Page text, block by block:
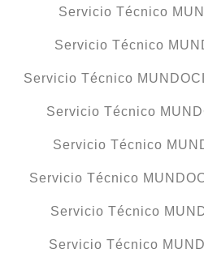
Servicio Técnico
Servicio Técnico
Servicio Técnico
Servicio Técnico
Servicio Técnico
Servicio Técnico
Servicio Técnico
Servicio Técnico